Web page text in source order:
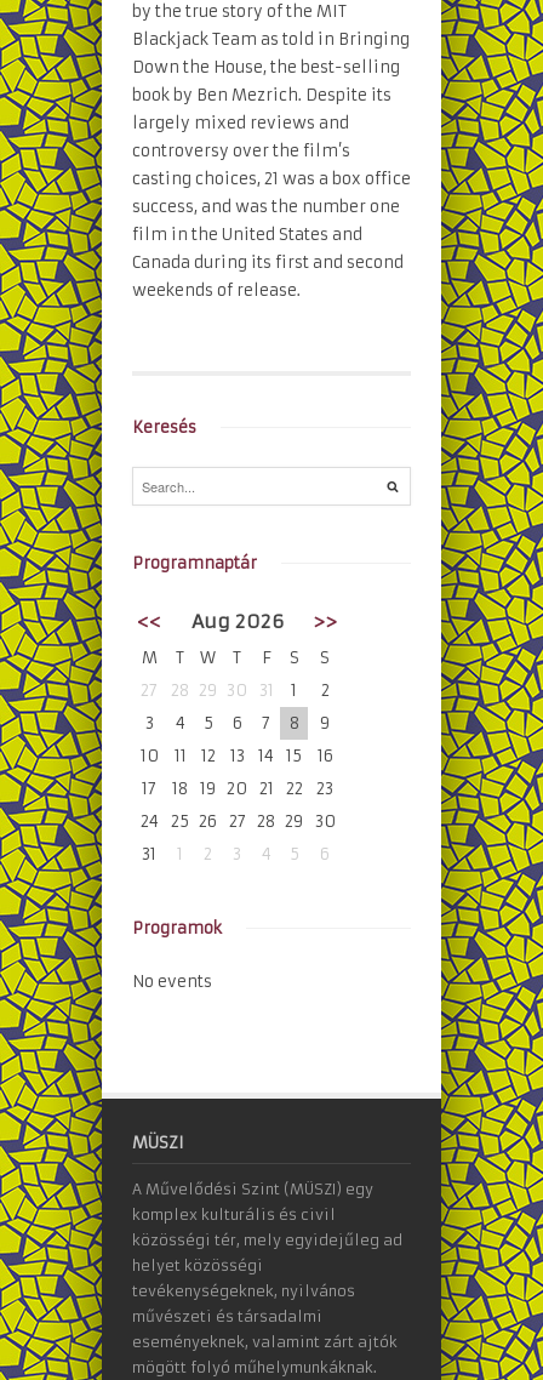
by the true story of the MIT
Blackjack Team as told in Bringing
Down the House, the best-selling
book by Ben Mezrich. Despite its
largely mixed reviews and
controversy over the film’s
casting choices, 21 was a box office
success, and was the number one
film in the United States and
Canada during its first and second
weekends of release.
Keresés
Programnaptár
<< Aug 2026 >>
M T W T F S
S
27
28 29 30 31 1
2
3
4 5 6 7 8
9
10
11 12 13 14 15
16
17
18 19 20 21 22
23
24
25 26 27 28 29
30
31
1 2 3 4 5 6
Programok
No events
MÜSZI
A Művelődési Szint (MÜSZI) egy
komplex kulturális és civil
közösségi tér, mely egyidejűleg ad
helyet közösségi
tevékenységeknek, nyilvános
művészeti és társadalmi
eseményeknek, valamint zárt ajtók
mögött folyó műhelymunkáknak.